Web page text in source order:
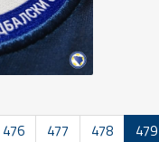
476 477 478 479